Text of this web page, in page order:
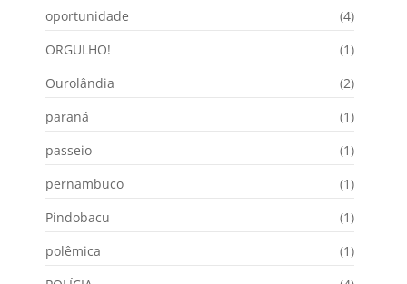
oportunidade
(4)
ORGULHO!
(1)
Ourolândia
(2)
paraná
(1)
passeio
(1)
pernambuco
(1)
Pindobacu
(1)
polêmica
(1)